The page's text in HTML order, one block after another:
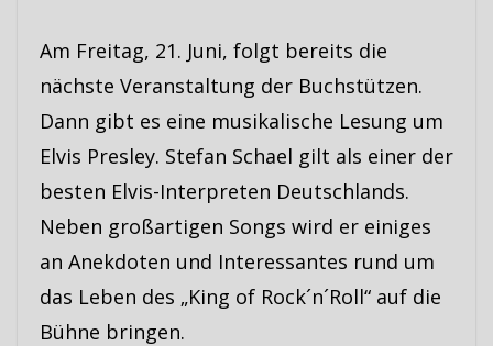
Am Freitag, 21. Juni, folgt bereits die
nächste Veranstaltung der Buchstützen.
Dann gibt es eine musikalische Lesung um
Elvis Presley. Stefan Schael gilt als einer der
besten Elvis-Interpreten Deutschlands.
Neben großartigen Songs wird er einiges
an Anekdoten und Interessantes rund um
das Leben des „King of Rock´n´Roll“ auf die
Bühne bringen.